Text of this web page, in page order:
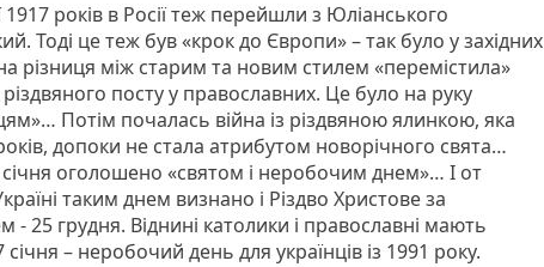
років в Росії теж перейшли з Юліанського
Тоді це теж був «крок до Європи» – так було у західних
різниця між старим та новим стилем «перемістила»
посту у православних. Це було на руку
Потім почалась війна із різдвяною ялинкою, яка
допоки не стала атрибутом новорічного свята…
оголошено «святом і неробочим днем»… І от
таким днем визнано і Різдво Христове за
- 25 грудня. Віднині католики і православні мають
січня – неробочий день для українців із 1991 року.